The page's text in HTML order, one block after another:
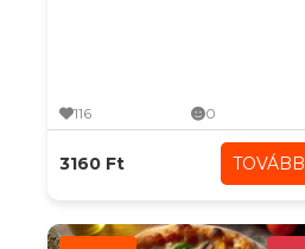
116 0
3160 Ft TOVÁBB